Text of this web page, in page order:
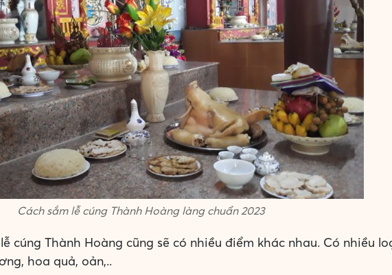
Cách sắm lễ cúng Thành Hoàng làng chuẩn 2023
cúng Thành Hoàng cũng sẽ có nhiều điểm khác nhau. Có nhiều
hoa quả, oản,..